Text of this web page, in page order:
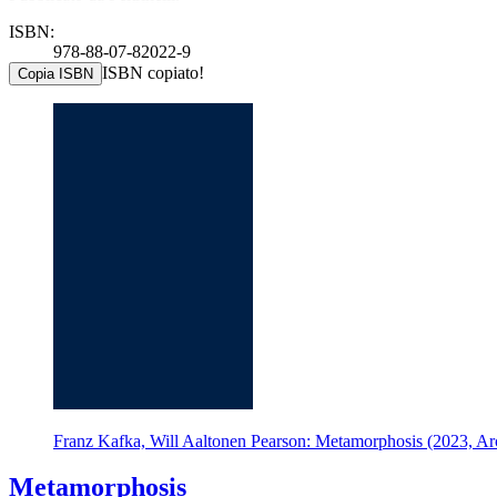
ISBN:
978-88-07-82022-9
Copia ISBN ISBN copiato!
Franz Kafka, Will Aaltonen Pearson: Metamorphosis (2023,
Metamorphosis